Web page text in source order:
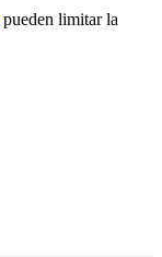
pueden limitar la